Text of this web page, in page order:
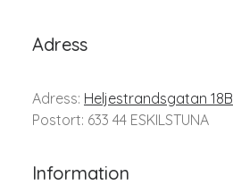
Adress
Adress: Heljestrandsgatan 18B
Postort: 633 44 ESKILSTUNA
Information